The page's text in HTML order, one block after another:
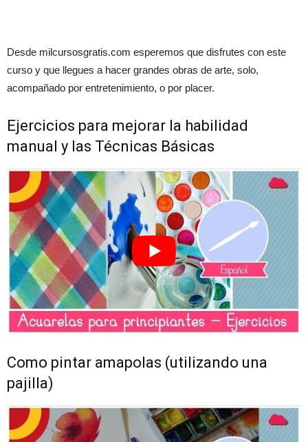
Desde milcursosgratis.com esperemos que disfrutes con este
curso y que llegues a hacer grandes obras de arte, solo,
acompañado por entretenimiento, o por placer.
Ejercicios para mejorar la habilidad
manual y las Técnicas Básicas
Como pintar amapolas (utilizando una
pajilla)